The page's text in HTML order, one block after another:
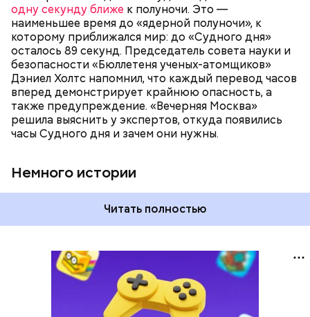
одну секунду ближе к полуночи. Это —
наименьшее время до «ядерной полуночи», к
которому приближался мир: до «Судного дня»
осталось 89 секунд. Председатель совета науки и
безопасности «Бюллетеня ученых-атомщиков»
Дэниел Холтс напомнил, что каждый перевод часов
вперед демонстрирует крайнюю опасность, а
также предупреждение. «Вечерняя Москва»
решила выяснить у экспертов, откуда появились
часы Судного дня и зачем они нужны.
Немного истории
году часы Судного дня впервые за очень долгое
время показали свое самое близкое к катастрофе
время — без двух минут полночь. Вторая холодная
война между США и уже Россией стала обыденным
предметом обсуждения для аналитиков со всего
мира. Но, помимо перспективы отправиться в
«атомный рай», с 2007 года на стрелку часов
влияет еще одна глобальная угроза —
климатические изменения.
Читать полностью